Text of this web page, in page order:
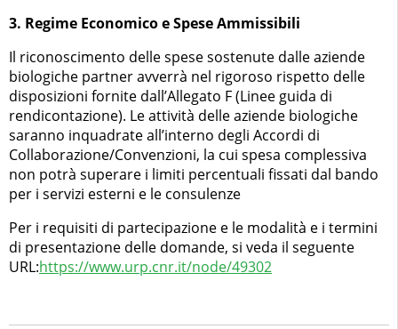
3. Regime Economico e Spese Ammissibili
Il riconoscimento delle spese sostenute dalle aziende
biologiche partner avverrà nel rigoroso rispetto delle
disposizioni fornite dall’Allegato F (Linee guida di
rendicontazione). Le attività delle aziende biologiche
saranno inquadrate all’interno degli Accordi di
Collaborazione/Convenzioni, la cui spesa complessiva
non potrà superare i limiti percentuali fissati dal bando
per i servizi esterni e le consulenze
Per i requisiti di partecipazione e le modalità e i termini
di presentazione delle domande, si veda il seguente
URL:https://www.urp.cnr.it/node/49302